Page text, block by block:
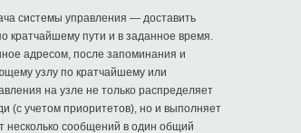
системы управления — доставить
кратчайшему пути и в заданное время.
адресом, после запоминания и
узлу по кратчайшему или
на узле не только распределяет
(с учетом приоритетов), но и выполняет
несколько сообщений в один общий